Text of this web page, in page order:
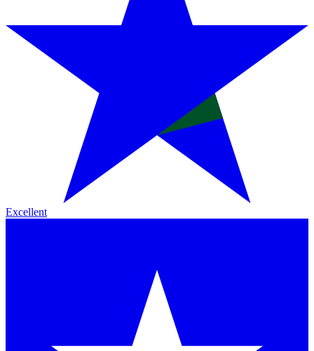
Excellent